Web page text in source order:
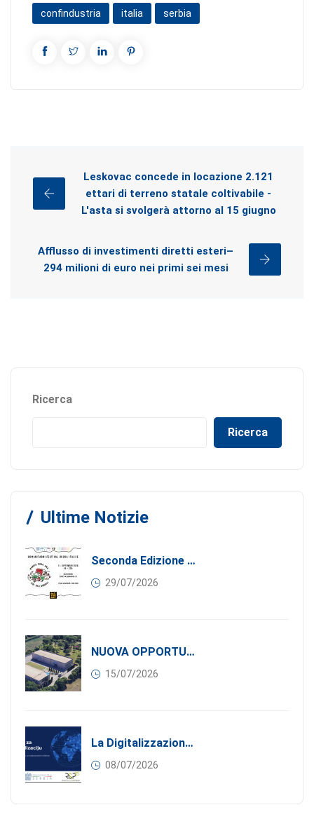
confindustria italia serbia
Leskovac concede in locazione 2.121
ettari di terreno statale coltivabile -
L'asta si svolgerà attorno al 15 giugno
Afflusso di investimenti diretti esteri–
294 milioni di euro nei primi sei mesi
Ricerca
Ricerca
Ultime Notizie
Seconda Edizione Di MANGIA. DONA. AMA: Quando La Gastronomia Incontra La Solidarietà, 11 Settembre 2026
29/07/2026
NUOVA OPPORTUNITÀ DI BUSINESS PER I SOCI DI CONFINDUSTRIA SERBIA: Affitasi Un Moderno Capannone Industriale A Pančevo – 1.200 M² Nella Zona Industriale
15/07/2026
La Digitalizzazione Come Motore Dell’internazionalizzazione
08/07/2026